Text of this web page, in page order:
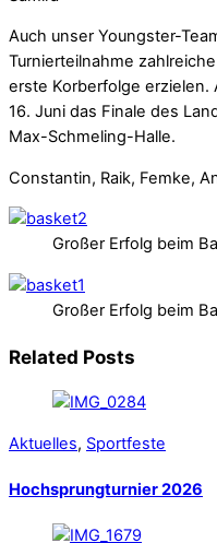
Auch unser Youngster-
Turnierteilnahme
erste Korberfolge erzielen.
16. Juni das Finale des
Max-Schmeling-Halle.
Constantin, Raik, Femke,
Großer Erfolg beim
Großer Erfolg beim
Related Posts
Aktuelles, Sportfeste
Hochsprungturnier 2026